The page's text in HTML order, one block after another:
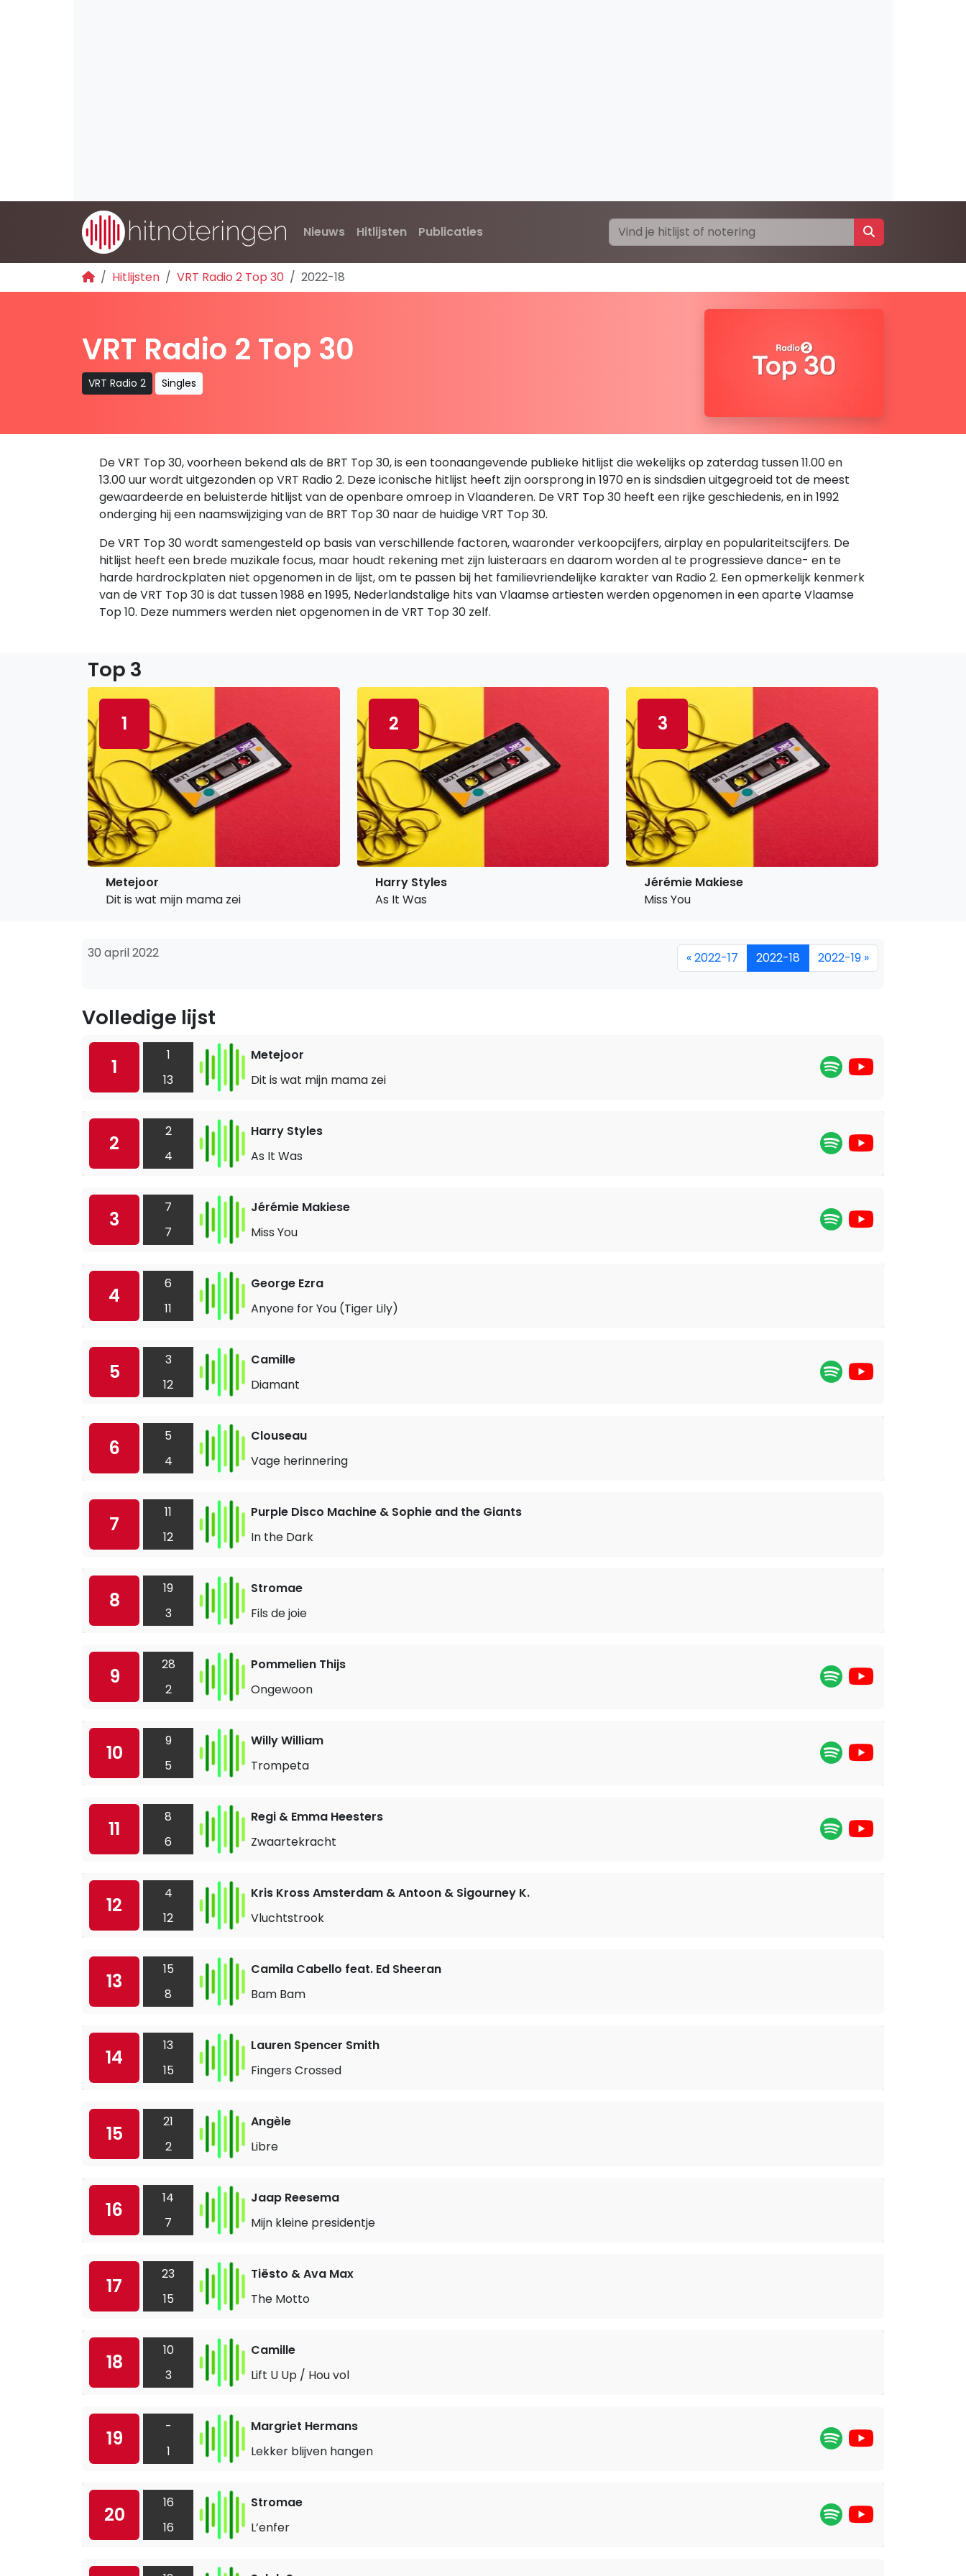
Nieuws Hitlijsten Publicaties
Hitlijsten VRT Radio 2 Top 30 2022-18
VRT Radio 2 Top 30
VRT Radio 2 Singles
De VRT Top 30, voorheen bekend als de BRT Top 30, is een toonaangevende publieke hitlijst die wekelijks op zaterdag tussen 11.00 en
13.00 uur wordt uitgezonden op VRT Radio 2. Deze iconische hitlijst heeft zijn oorsprong in 1970 en is sindsdien uitgegroeid tot de meest
gewaardeerde en beluisterde hitlijst van de openbare omroep in Vlaanderen. De VRT Top 30 heeft een rijke geschiedenis, en in 1992
onderging hij een naamswijziging van de BRT Top 30 naar de huidige VRT Top 30.
De VRT Top 30 wordt samengesteld op basis van verschillende factoren, waaronder verkoopcijfers, airplay en populariteitscijfers. De
hitlijst heeft een brede muzikale focus, maar houdt rekening met zijn luisteraars en daarom worden al te progressieve dance- en te
harde hardrockplaten niet opgenomen in de lijst, om te passen bij het familievriendelijke karakter van Radio 2. Een opmerkelijk kenmerk
van de VRT Top 30 is dat tussen 1988 en 1995, Nederlandstalige hits van Vlaamse artiesten werden opgenomen in een aparte Vlaamse
Top 10. Deze nummers werden niet opgenomen in de VRT Top 30 zelf.
Top 3
1
Metejoor
Dit is wat mijn mama zei
2
Harry Styles
As It Was
3
Jérémie Makiese
Miss You
30 april 2022 « 2022-17 2022-18 2022-19 »
Volledige lijst
1
1
13
Metejoor
Dit is wat mijn mama zei
2
2
4
Harry Styles
As It Was
3
7
7
Jérémie Makiese
Miss You
4
6
11
George Ezra
Anyone for You (Tiger Lily)
5
3
12
Camille
Diamant
6
5
4
Clouseau
Vage herinnering
7
11
12
Purple Disco Machine & Sophie and the Giants
In the Dark
8
19
3
Stromae
Fils de joie
9
28
2
Pommelien Thijs
Ongewoon
10
9
5
Willy William
Trompeta
11
8
6
Regi & Emma Heesters
Zwaartekracht
12
4
12
Kris Kross Amsterdam & Antoon & Sigourney K.
Vluchtstrook
13
15
8
Camila Cabello feat. Ed Sheeran
Bam Bam
14
13
15
Lauren Spencer Smith
Fingers Crossed
15
21
2
Angèle
Libre
16
14
7
Jaap Reesema
Mijn kleine presidentje
17
23
15
Tiësto & Ava Max
The Motto
18
10
3
Camille
Lift U Up / Hou vol
19
-
1
Margriet Hermans
Lekker blijven hangen
20
16
16
Stromae
L’enfer